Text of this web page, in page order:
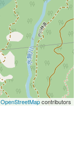
OpenStreetMapcontributors